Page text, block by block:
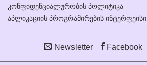
კონფიდენციალურობის პოლიტიკა
აპლიკაციის პროგრამირების ინტერფეისი
Newsletter Facebook